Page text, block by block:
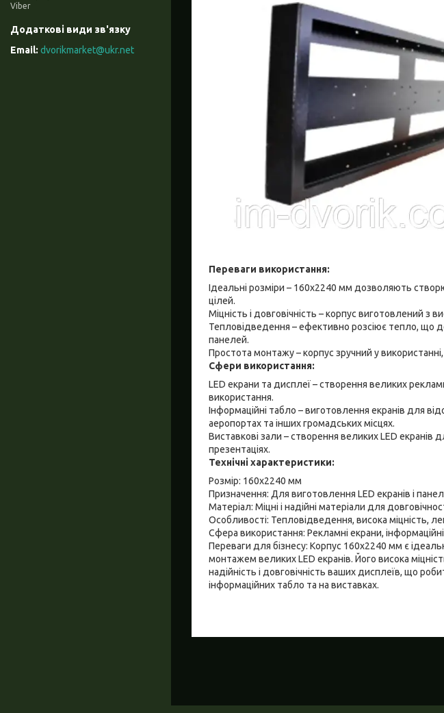
Переваги використання:
Ідеальні розміри – 160x2240 мм дозволяють
цілей.
Міцність і довговічність – корпус виготовлений з
Тепловідведення – ефективно розсіює тепло, що
панелей.
Простота монтажу – корпус зручний у
Сфери використання:
LED екрани та дисплеї – створення великих
використання.
Інформаційні табло – виготовлення екранів для
аеропортах та інших громадських місцях.
Виставкові зали – створення великих LED екранів
презентаціях.
Технічні характеристики:
Розмір: 160x2240 мм
Призначення: Для виготовлення LED екранів і
Матеріал: Міцні і надійні матеріали для
Особливості: Тепловідведення, висока міцність,
Сфера використання: Рекламні екрани,
Переваги для бізнесу: Корпус 160x2240 мм є
монтажем великих LED екранів. Його висока
надійність і довговічність ваших дисплеїв, що
інформаційних табло та на виставках.
Viber
dvorikmarket@ukr.net